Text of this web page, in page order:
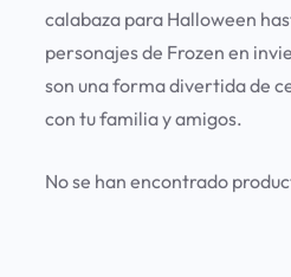
calabaza para Halloween
personajes de Frozen en
son una forma divertida de
con tu familia y amigos.
No se han encontrado